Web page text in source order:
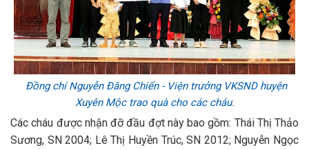
Đồng chí Nguyễn Đăng Chiến - Viện trưởng VKSND huyện
Xuyên Mộc trao quà cho các cháu.
Các cháu được nhận đỡ đầu đợt này bao gồm: Thái Thị Thảo
Sương, SN 2004; Lê Thị Huyền Trúc, SN 2012; Nguyễn Ngọc